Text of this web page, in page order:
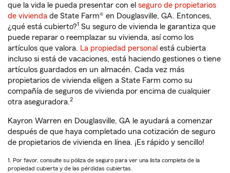
que la vida le pueda presentar con el seguro de propietarios
de vivienda de State Farm® en Douglasville, GA. Entonces,
¿qué está cubierto?1 Su seguro de vivienda le garantiza que
puede reparar o reemplazar su vivienda, así como los
artículos que valora. La propiedad personal está cubierta
incluso si está de vacaciones, está haciendo gestiones o tiene
artículos guardados en un almacén. Cada vez más
propietarios de vivienda eligen a State Farm como su
compañía de seguros de vivienda por encima de cualquier
otra aseguradora.2
Kayron Warren en Douglasville, GA le ayudará a comenzar
después de que haya completado una cotización de seguro
de propietarios de vivienda en línea. ¡Es rápido y sencillo!
1. Por favor, consulte su póliza de seguro para ver una lista completa de la
propiedad cubierta y de las pérdidas cubiertas.